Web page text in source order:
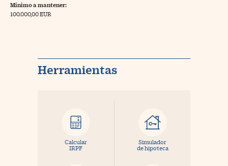
Mínimo a mantener:
100.000,00 EUR
Herramientas
Calcular
IRPF
Simulador
de hipoteca